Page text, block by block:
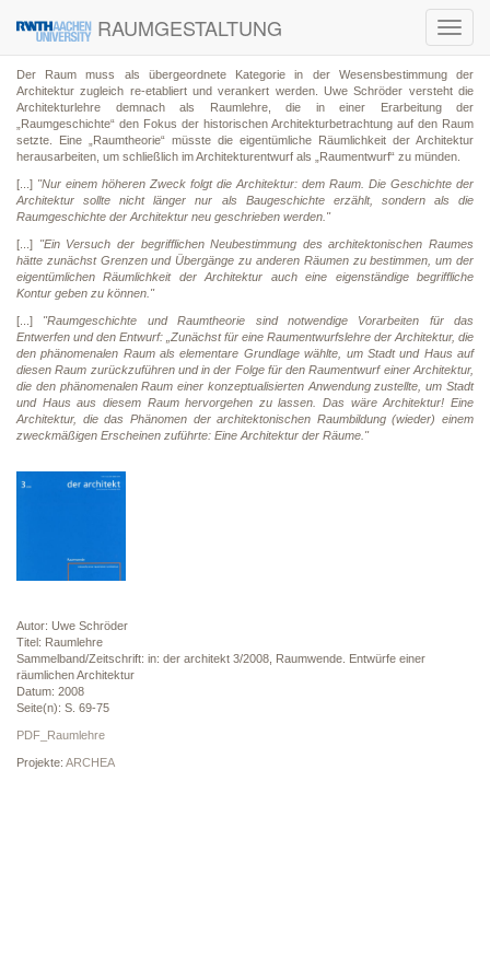
RAUMGESTALTUNG
Der Raum muss als übergeordnete Kategorie in der Wesensbestimmung der
Architektur zugleich re-etabliert und verankert werden. Uwe Schröder versteht die
Architekturlehre demnach als Raumlehre, die in einer Erarbeitung der
„Raumgeschichte“ den Fokus der historischen Architekturbetrachtung auf den Raum
setzte. Eine „Raumtheorie“ müsste die eigentümliche Räumlichkeit der Architektur
herausarbeiten, um schließlich im Architekturentwurf als „Raumentwurf“ zu münden.
[...] "Nur einem höheren Zweck folgt die Architektur: dem Raum. Die Geschichte der
Architektur sollte nicht länger nur als Baugeschichte erzählt, sondern als die
Raumgeschichte der Architektur neu geschrieben werden."
[...] "Ein Versuch der begrifflichen Neubestimmung des architektonischen Raumes
hätte zunächst Grenzen und Übergänge zu anderen Räumen zu bestimmen, um der
eigentümlichen Räumlichkeit der Architektur auch eine eigenständige begriffliche
Kontur geben zu können."
[...] "Raumgeschichte und Raumtheorie sind notwendige Vorarbeiten für das
Entwerfen und den Entwurf: „Zunächst für eine Raumentwurfslehre der Architektur, die
den phänomenalen Raum als elementare Grundlage wählte, um Stadt und Haus auf
diesen Raum zurückzuführen und in der Folge für den Raumentwurf einer Architektur,
die den phänomenalen Raum einer konzeptualisierten Anwendung zustellte, um Stadt
und Haus aus diesem Raum hervorgehen zu lassen. Das wäre Architektur! Eine
Architektur, die das Phänomen der architektonischen Raumbildung (wieder) einem
zweckmäßigen Erscheinen zuführte: Eine Architektur der Räume."
Autor: Uwe Schröder
Titel: Raumlehre
Sammelband/Zeitschrift: in: der architekt 3/2008, Raumwende. Entwürfe einer
räumlichen Architektur
Datum: 2008
Seite(n): S. 69-75
PDF_Raumlehre
Projekte: ARCHEA